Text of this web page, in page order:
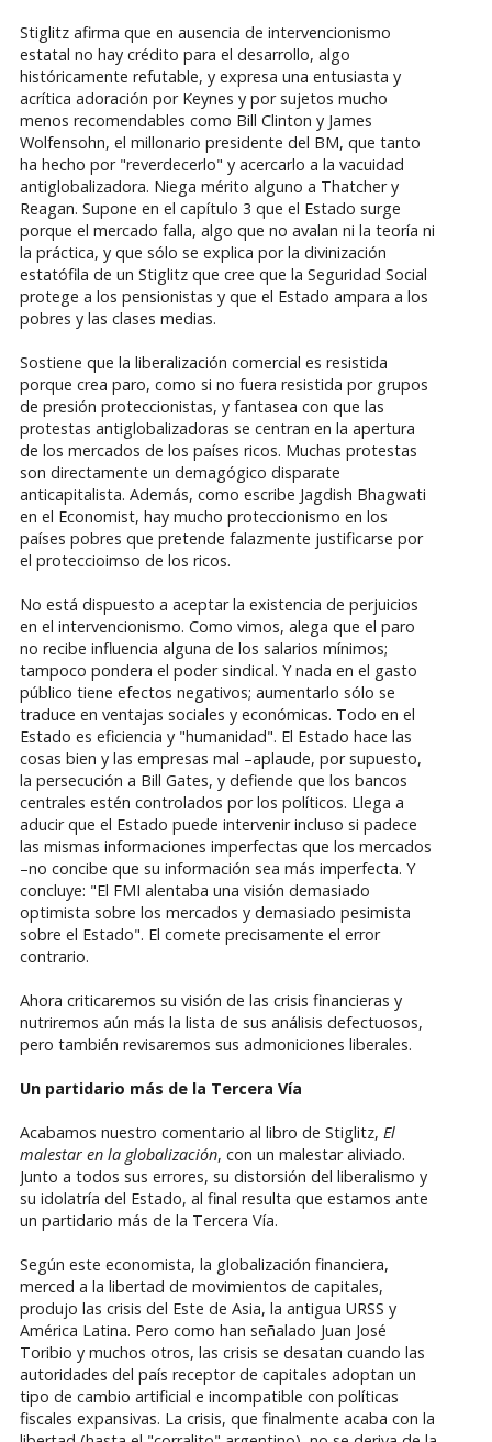
Stiglitz afirma que en ausencia de intervencionismo
estatal no hay crédito para el desarrollo, algo
históricamente refutable, y expresa una entusiasta y
acrítica adoración por Keynes y por sujetos mucho
menos recomendables como Bill Clinton y James
Wolfensohn, el millonario presidente del BM, que tanto
ha hecho por "reverdecerlo" y acercarlo a la vacuidad
antiglobalizadora. Niega mérito alguno a Thatcher y
Reagan. Supone en el capítulo 3 que el Estado surge
porque el mercado falla, algo que no avalan ni la teoría ni
la práctica, y que sólo se explica por la divinización
estatófila de un Stiglitz que cree que la Seguridad Social
protege a los pensionistas y que el Estado ampara a los
pobres y las clases medias.
Sostiene que la liberalización comercial es resistida
porque crea paro, como si no fuera resistida por grupos
de presión proteccionistas, y fantasea con que las
protestas antiglobalizadoras se centran en la apertura
de los mercados de los países ricos. Muchas protestas
son directamente un demagógico disparate
anticapitalista. Además, como escribe Jagdish Bhagwati
en el Economist, hay mucho proteccionismo en los
países pobres que pretende falazmente justificarse por
el proteccioimso de los ricos.
No está dispuesto a aceptar la existencia de perjuicios
en el intervencionismo. Como vimos, alega que el paro
no recibe influencia alguna de los salarios mínimos;
tampoco pondera el poder sindical. Y nada en el gasto
público tiene efectos negativos; aumentarlo sólo se
traduce en ventajas sociales y económicas. Todo en el
Estado es eficiencia y "humanidad". El Estado hace las
cosas bien y las empresas mal –aplaude, por supuesto,
la persecución a Bill Gates, y defiende que los bancos
centrales estén controlados por los políticos. Llega a
aducir que el Estado puede intervenir incluso si padece
las mismas informaciones imperfectas que los mercados
–no concibe que su información sea más imperfecta. Y
concluye: "El FMI alentaba una visión demasiado
optimista sobre los mercados y demasiado pesimista
sobre el Estado". El comete precisamente el error
contrario.
Ahora criticaremos su visión de las crisis financieras y
nutriremos aún más la lista de sus análisis defectuosos,
pero también revisaremos sus admoniciones liberales.
Un partidario más de la Tercera Vía
Acabamos nuestro comentario al libro de Stiglitz, El
malestar en la globalización, con un malestar aliviado.
Junto a todos sus errores, su distorsión del liberalismo y
su idolatría del Estado, al final resulta que estamos ante
un partidario más de la Tercera Vía.
Según este economista, la globalización financiera,
merced a la libertad de movimientos de capitales,
produjo las crisis del Este de Asia, la antigua URSS y
América Latina. Pero como han señalado Juan José
Toribio y muchos otros, las crisis se desatan cuando las
autoridades del país receptor de capitales adoptan un
tipo de cambio artificial e incompatible con políticas
fiscales expansivas. La crisis, que finalmente acaba con la